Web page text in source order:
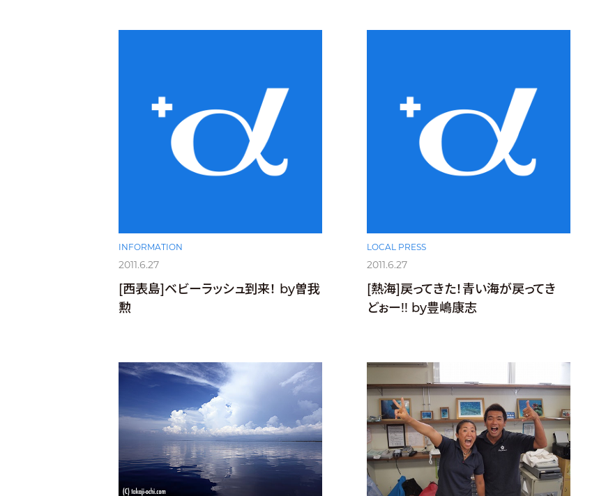
INFORMATION
2011.6.27
[西表島]ベビーラッシュ到来！ by曽我
勲
LOCAL PRESS
2011.6.27
[熱海]戻ってきた！青い海が戻ってき
どぉー!! by豊嶋康志